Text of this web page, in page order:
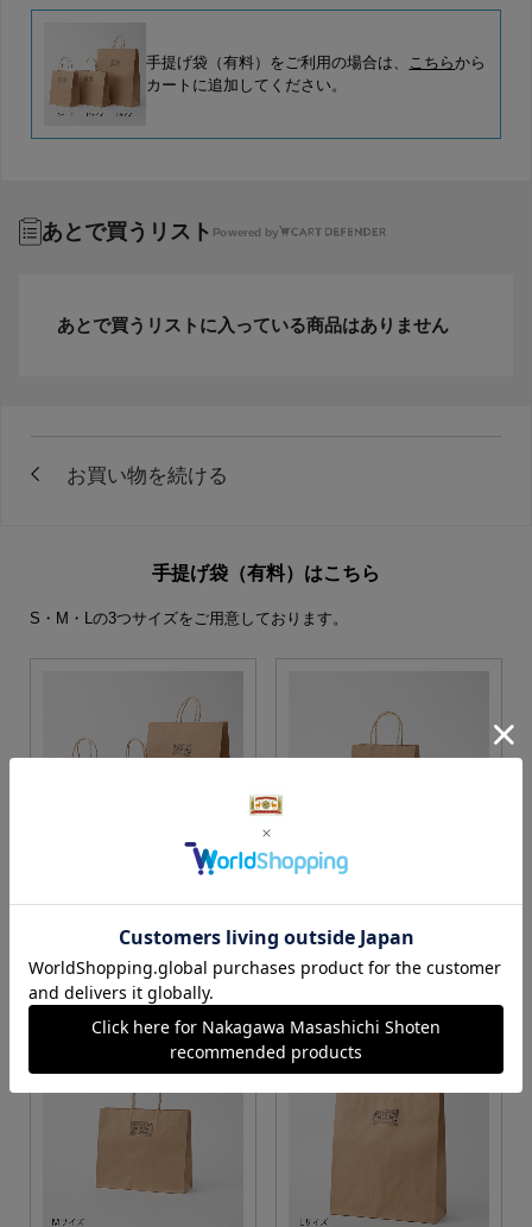
手提げ袋（有料）をご利用の場合は、 こちらから
カートに追加してください。
あとで買うリスト Powered by
あとで買うリストに入っている商品はありません
手提げ袋（有料）はこちら
S・M・Lの3つサイズをご用意しております。
カートに入れる カートに入れる